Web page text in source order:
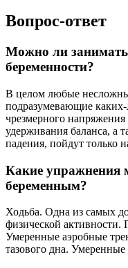
Вопрос-ответ
Можно ли
беременности?
В целом любые
подразумевающие
чрезмерного
удерживания баланса, а
падения, пойдут только
Какие упражнения
беременным?
Ходьба. Одна из самых
физической активности.
Умеренные аэробные
тазового дна.